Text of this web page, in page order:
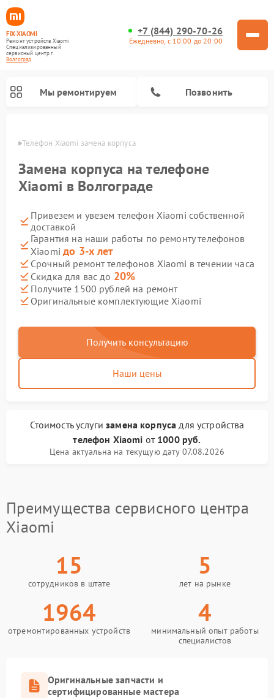
FIX-XIAOMI
Ремонт устройств Xiaomi
Специализированный
cервисный центр г.
Волгоград
+7 (844) 290-70-26
Ежедневно, с 10:00 до 20:00
Мы ремонтируем Позвонить
Телефон Xiaomi замена корпуса
Замена корпуса на телефоне
Xiaomi в Волгограде
Привезем и увезем телефон Xiaomi собственной
доставкой
Гарантия на наши работы по ремонту телефонов
Xiaomiдо 3-х лет
Срочный ремонт телефонов Xiaomi в течении часа
Скидка для вас до 20%
Получите 1500 рублей на ремонт
Оригинальные комплектующие Xiaomi
Получить консультацию
Наши цены
Стоимость услугизамена корпуса для устройства
телефон Xiaomi от 1000 руб.
Цена актуальна на текущую дату 07.08.2026
Преимущества сервисного центра
Xiaomi
15
сотрудников в штате
5
лет на рынке
1964
отремонтированных устройств
4
минимальный опыт работы
специалистов
Оригинальные запчасти и
сертифицированные мастера